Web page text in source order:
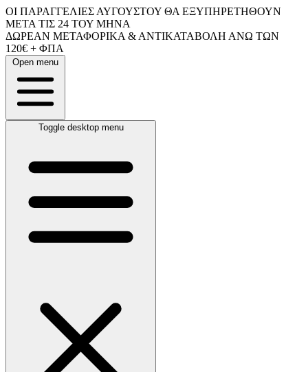
ΟΙ ΠΑΡΑΓΓΕΛΙΕΣ ΑΥΓΟΥΣΤΟΥ ΘΑ ΕΞΥΠΗΡΕΤΗΘΟΥΝ
ΜΕΤΑ ΤΙΣ 24 ΤΟΥ ΜΗΝΑ
ΔΩΡΕΑΝ ΜΕΤΑΦΟΡΙΚΑ & ΑΝΤΙΚΑΤΑΒΟΛΗ ΑΝΩ ΤΩΝ
120€ + ΦΠΑ
Open menu
Toggle desktop menu